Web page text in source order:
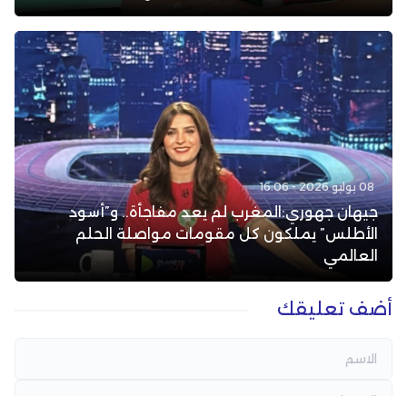
08 يوليو 2026 - 16:06
جيهان جهوري:المغرب لم يعد مفاجأة.. و”أسود
الأطلس” يملكون كل مقومات مواصلة الحلم
العالمي
أضف تعليقك